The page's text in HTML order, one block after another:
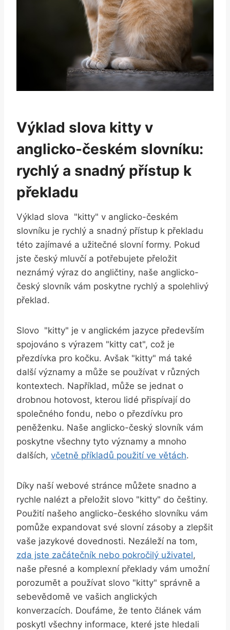
Výklad slova ​kitty v ​
anglicko-českém slovníku:
rychlý a snadný přístup k‌
překladu
Výklad ‍slova ⁢ "kitty" v anglicko-českém
slovníku je⁢ rychlý a⁣ snadný přístup‍ k překladu
této ⁤zajímavé‍ a užitečné ⁣slovní‍ formy. Pokud ​
jste český mluvčí a potřebujete přeložit
neznámý výraz do⁢ angličtiny, naše⁤ anglicko-
český slovník vám poskytne rychlý a⁤ spolehlivý
překlad.
Slovo ‌ "kitty" je v anglickém jazyce především
spojováno s výrazem "kitty cat", což je
přezdívka pro kočku. Avšak "kitty" má také
další ⁤významy a může se používat v různých
kontextech. Například, může se jednat o
drobnou hotovost, ​kterou lidé přispívají do
společného ⁣fondu, nebo o přezdívku pro
peněženku. Naše anglicko-český slovník​ vám
poskytne všechny tyto významy a mnoho
dalších, včetně příkladů ⁤použití ve větách.
Díky naší ‍webové stránce můžete snadno a
rychle nalézt a přeložit slovo "kitty" do češtiny.
Použití našeho anglicko-českého slovníku vám
pomůže expandovat své slovní‌ zásoby a zlepšit
vaše jazykové dovednosti. Nezáleží na tom,
zda jste začátečník nebo pokročilý uživatel,
naše přesné‍ a komplexní překlady vám umožní
porozumět a⁤ používat slovo "kitty" správně a
⁢sebevědomě ve vašich anglických
konverzacích.⁣ Doufáme, že tento článek vám
poskytl⁢ všechny informace, které jste hledali